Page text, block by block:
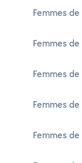
Femmes
Femmes
Femmes
Femmes
Femmes